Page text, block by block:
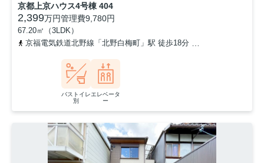
京都上京ハウス4号棟 404
2,399万円管理費9,780円
67.20㎡（3LDK）
京福電気鉄道北野線「北野白梅町」駅 徒歩18分
バストイレ
別
エレベータ
ー